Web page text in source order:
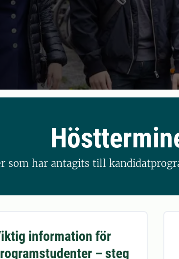
som har antagits till
information för
– steg